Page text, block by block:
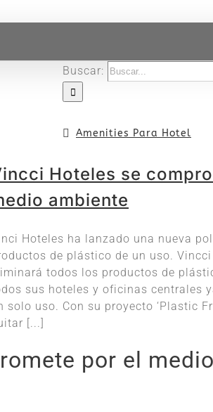
Buscar:
Amenities Para Hotel
Hoteles se
ambiente
Hoteles ha lanzado una nueva
de plástico de un uso.
todos los productos de
sus hoteles y oficinas centrales
solo uso. Con su proyecto ‘Plastic
[...]
por el